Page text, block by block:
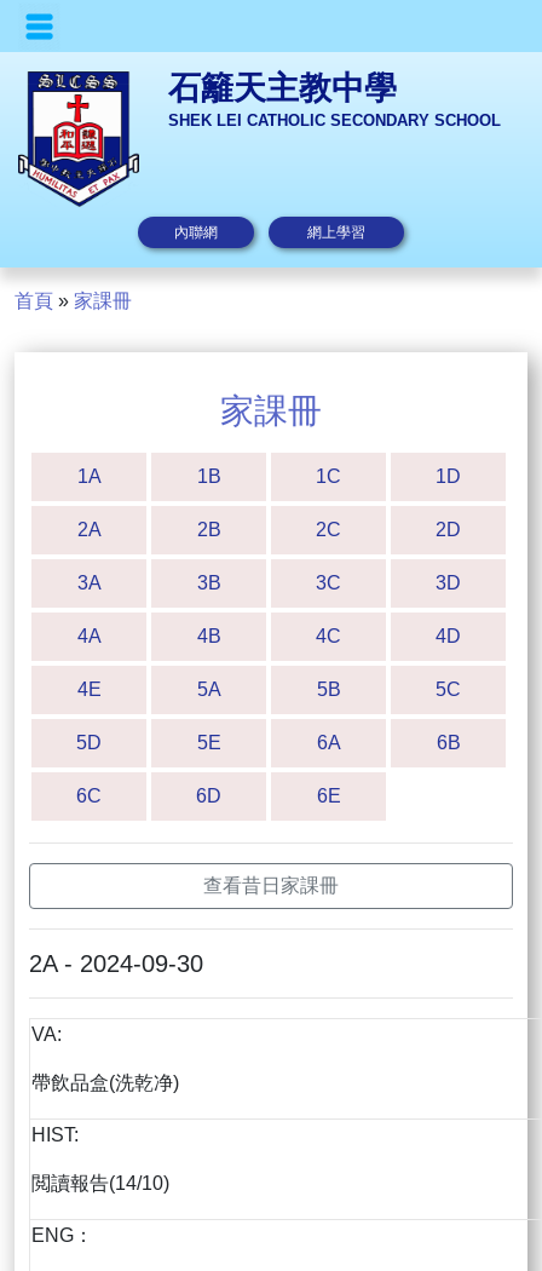
石籬天主教中學
SHEK LEI CATHOLIC SECONDARY SCHOOL
內聯網 網上學習
首頁 » 家課冊
家課冊
1A 1B 1C 1D
2A 2B 2C 2D
3A 3B 3C 3D
4A 4B 4C 4D
4E 5A 5B 5C
5D 5E 6A 6B
6C 6D 6E
查看昔日家課冊
2A - 2024-09-30
VA:
帶飲品盒(洗乾净)
HIST:
閲讀報告(14/10)
ENG：